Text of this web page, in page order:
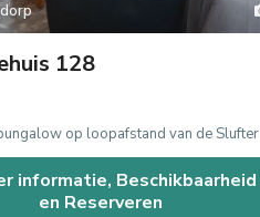
128
op loopafstand van de Slufter
informatie, Beschikbaarheid
en Reserveren